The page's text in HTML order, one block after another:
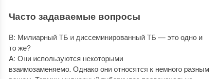
Часто задаваемые вопросы
В: Милиарный ТБ и диссеминированный ТБ — это одно и
то же?
A: Они используются некоторыми
взаимозаменяемо. Однако они относятся к немного разным